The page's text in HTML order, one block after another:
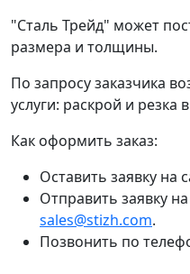
"Сталь Трейд" может
размера и толщины.
По запросу заказчика
услуги: раскрой и резка
Как оформить заказ:
Оставить заявку на
Отправить заявку
sales@stizh.com.
Позвонить по